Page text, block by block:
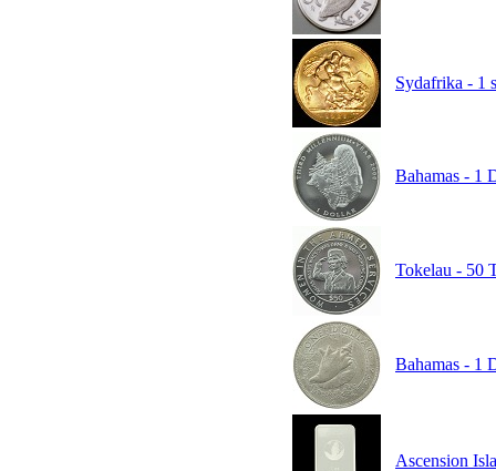
Sydafrika - 1
Bahamas - 1
Tokelau - 50
Bahamas - 1
Ascension